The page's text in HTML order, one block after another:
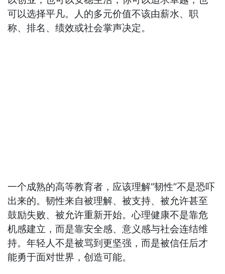
可以选择平凡。人的多元价值不该由薪水、职
称、排名、绩效或社会掌声决定。
一个成熟的高等教育者，应该理解“韧性”不是恐吓
出来的。韧性来自被理解、被支持、被允许甚至
鼓励失败、被允许重新开始。心理健康不是靠危
机感建立，而是靠安全感、意义感与社会连结维
持。年轻人不是被骂到更坚强，而是被信任后才
能勇于面对世界，创造可能。